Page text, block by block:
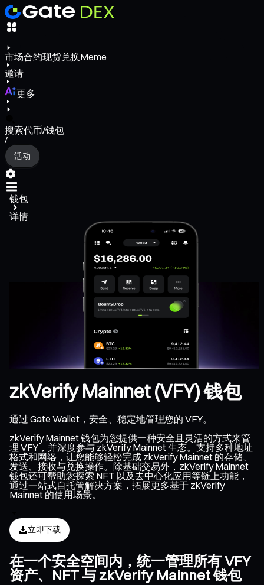
市场合约现货兑换Meme
邀请
更多
搜索代币/钱包
/
活动
钱包
详情
zkVerify Mainnet (VFY) 钱包
通过 Gate Wallet，安全、稳定地管理您的 VFY。
zkVerify Mainnet 钱包为您提供一种安全且灵活的方式来管
理 VFY，并深度参与 zkVerify Mainnet 生态。支持多种地址
格式和网络，让您能够轻松完成 zkVerify Mainnet 的存储、
发送、接收与兑换操作。除基础交易外，zkVerify Mainnet
钱包还可帮助您探索 NFT 以及去中心化应用等链上功能，
通过一站式自托管解决方案，拓展更多基于 zkVerify
Mainnet 的使用场景。
立即下载
在一个安全空间内，统一管理所有 VFY
资产、NFT 与 zkVerify Mainnet 钱包